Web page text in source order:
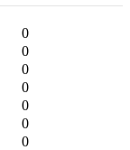
0
0
0
0
0
0
0